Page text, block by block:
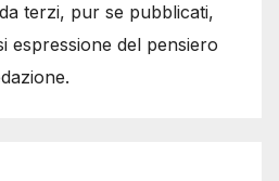
terzi, pur se pubblicati,
espressione del pensiero